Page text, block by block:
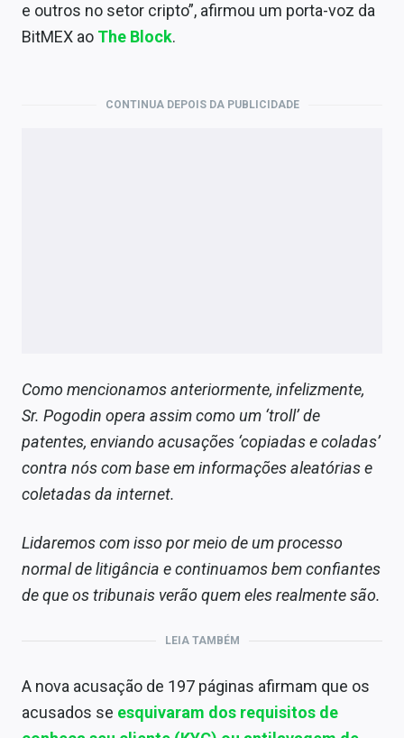
e outros no setor cripto”, afirmou um porta-voz da
BitMEX ao The Block.
CONTINUA DEPOIS DA PUBLICIDADE
Como mencionamos anteriormente, infelizmente,
Sr. Pogodin opera assim como um ‘troll’ de
patentes, enviando acusações ‘copiadas e coladas’
contra nós com base em informações aleatórias e
coletadas da internet.
Lidaremos com isso por meio de um processo
normal de litigância e continuamos bem confiantes
de que os tribunais verão quem eles realmente são.
LEIA TAMBÉM
A nova acusação de 197 páginas afirmam que os
acusados se esquivaram dos requisitos de